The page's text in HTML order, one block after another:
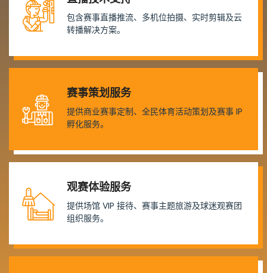
包含赛事直播推流、多机位拍摄、实时剪辑及云
转播解决方案。
赛事策划服务
提供商业赛事定制、全民体育活动策划及赛事 IP
孵化服务。
观赛体验服务
提供场馆 VIP 接待、赛事主题旅游及球迷观赛团
组织服务。